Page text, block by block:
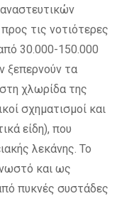
τις νοτιότερες
30.000-150.000
ξεπερνούν τα
χλωρίδα της
σχηματισμοί και
είδη), που
λεκάνης. Το
και ως
πυκνές συστάδες